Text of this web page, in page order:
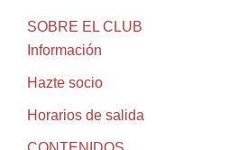
SOBRE EL CLUB
Información
Hazte socio
Horarios de salida